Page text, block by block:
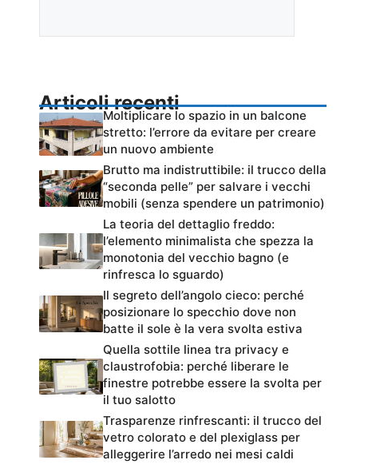
Articoli recenti
Moltiplicare lo spazio in un balcone
stretto: l’errore da evitare per creare
un nuovo ambiente
Brutto ma indistruttibile: il trucco della
“seconda pelle” per salvare i vecchi
mobili (senza spendere un patrimonio)
La teoria del dettaglio freddo:
l’elemento minimalista che spezza la
monotonia del vecchio bagno (e
rinfresca lo sguardo)
Il segreto dell’angolo cieco: perché
posizionare lo specchio dove non
batte il sole è la vera svolta estiva
Quella sottile linea tra privacy e
claustrofobia: perché liberare le
finestre potrebbe essere la svolta per
il tuo salotto
Trasparenze rinfrescanti: il trucco del
vetro colorato e del plexiglass per
alleggerire l’arredo nei mesi caldi